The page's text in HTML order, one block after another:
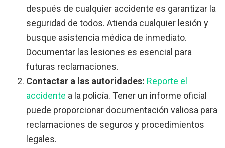
después de cualquier accidente es garantizar la
seguridad de todos. Atienda cualquier lesión y
busque asistencia médica de inmediato.
Documentar las lesiones es esencial para
futuras reclamaciones.
Contactar a las autoridades: Reporte el
accidente a la policía. Tener un informe oficial
puede proporcionar documentación valiosa para
reclamaciones de seguros y procedimientos
legales.